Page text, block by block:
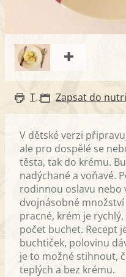
Tisk
V dětské verzi
ale pro dospělé se
těsta, tak do krému.
nadýchané a voňavé.
rodinnou oslavu nebo
dvojnásobné
pracné, krém je
počet buchet. Recept
buchtiček, polovinu
je to možné stihnout,
teplých a bez krému.